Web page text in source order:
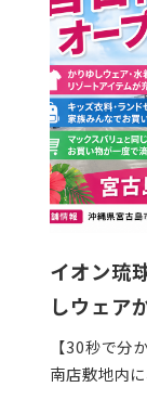
イオン琉
しウェア
【30秒で分
南店敷地内